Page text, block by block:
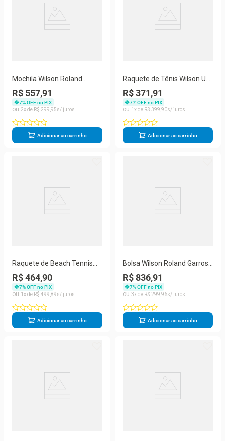
Mochila Wilson Roland
Garros Laranja e Azul 2026
R$ 557,91
7% OFF no PIX
2
R$ 299 95
Adicionar ao carrinho
Raquete de Tênis Wilson US
OPEN 25
R$ 371,91
7% OFF no PIX
1
R$ 399 90
Adicionar ao carrinho
Raquete de Beach Tennis
Wilson K Tour Preta e Cinza
R$ 464,90
7% OFF no PIX
1
R$ 499 89
Adicionar ao carrinho
Bolsa Wilson Roland Garros
Tote 2026
R$ 836,91
7% OFF no PIX
3
R$ 299 96
Adicionar ao carrinho